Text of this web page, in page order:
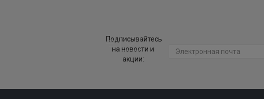
Подписывайтесь
на новости и
акции: